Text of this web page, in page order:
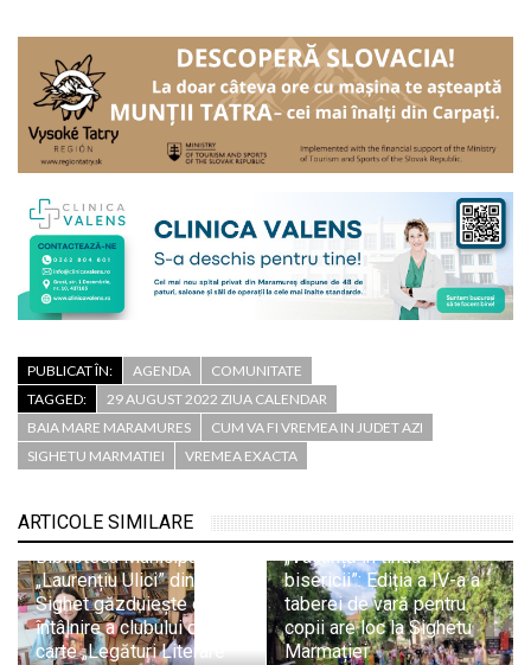
PUBLICAT ÎN: AGENDA
COMUNITATE
TAGGED:
29 AUGUST 2022 ZIUA CALENDAR
BAIA MARE MARAMURES
CUM VA FI VREMEA IN JUDET AZI
SIGHETU MARMATIEI
VREMEA EXACTA
ARTICOLE SIMILARE
Biblioteca Municipală
„Laurențiu Ulici” din
Sighet găzduiește o nouă
întâlnire a clubului de
carte „Legături Literare”
„Vacanță în tinda
bisericii”: Ediția a IV-a a
taberei de vară pentru
copii are loc la Sighetu
Marmației